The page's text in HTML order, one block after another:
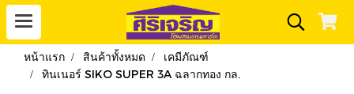
หน้าแรก สินค้าทั้งหมด
เคมีภัณฑ์
ทินเนอร์ SIKO SUPER 3A ฉลากทอง กล.